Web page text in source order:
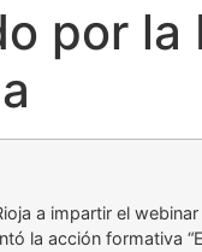
por la
a impartir el webinar
la acción formativa